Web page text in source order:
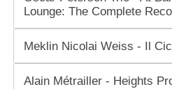
Lounge: The Complete
Meklin Nicolai Weiss - Il
Alain Métrailler - Heights